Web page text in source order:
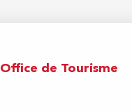
Office de Tourisme